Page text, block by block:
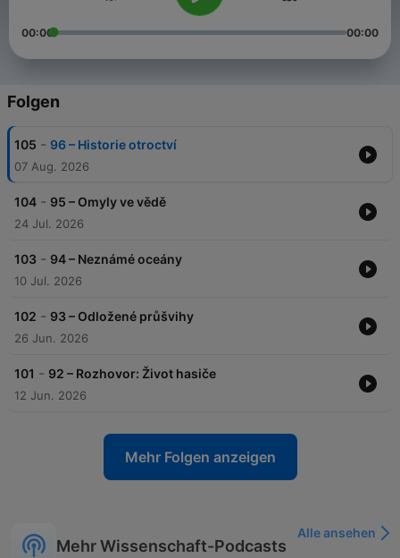
00:00 00:00
Folgen
105 - 96 – Historie otroctví
07 Aug. 2026
104 - 95 – Omyly ve vědě
24 Jul. 2026
103 - 94 – Neznámé oceány
10 Jul. 2026
102 - 93 – Odložené průšvihy
26 Jun. 2026
101 - 92 – Rozhovor: Život hasiče
12 Jun. 2026
Mehr Folgen anzeigen
Mehr Wissenschaft-Podcasts
Alle ansehen